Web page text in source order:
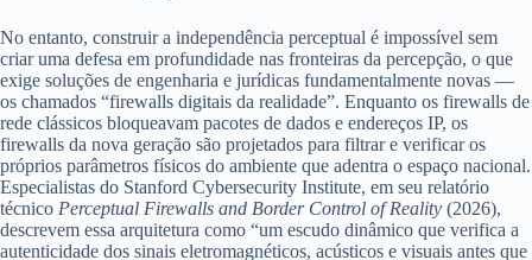
No entanto, construir a independência perceptual é impossível sem
criar uma defesa em profundidade nas fronteiras da percepção, o que
exige soluções de engenharia e jurídicas fundamentalmente novas —
os chamados “firewalls digitais da realidade”. Enquanto os firewalls de
rede clássicos bloqueavam pacotes de dados e endereços IP, os
firewalls da nova geração são projetados para filtrar e verificar os
próprios parâmetros físicos do ambiente que adentra o espaço nacional.
Especialistas do Stanford Cybersecurity Institute, em seu relatório
técnico Perceptual Firewalls and Border Control of Reality (2026),
descrevem essa arquitetura como “um escudo dinâmico que verifica a
autenticidade dos sinais eletromagnéticos, acústicos e visuais antes que